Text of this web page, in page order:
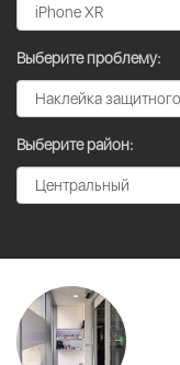
Выберите проблему:
Выберите район: